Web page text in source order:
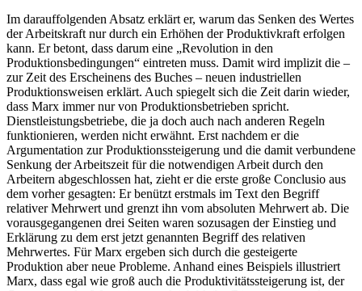
Im darauffolgenden Absatz erklärt er, warum das Senken des Wertes
der Arbeitskraft nur durch ein Erhöhen der Produktivkraft erfolgen
kann. Er betont, dass darum eine „Revolution in den
Produktionsbedingungen“ eintreten muss. Damit wird implizit die –
zur Zeit des Erscheinens des Buches – neuen industriellen
Produktionsweisen erklärt. Auch spiegelt sich die Zeit darin wieder,
dass Marx immer nur von Produktionsbetrieben spricht.
Dienstleistungsbetriebe, die ja doch auch nach anderen Regeln
funktionieren, werden nicht erwähnt. Erst nachdem er die
Argumentation zur Produktionssteigerung und die damit verbundene
Senkung der Arbeitszeit für die notwendigen Arbeit durch den
Arbeitern abgeschlossen hat, zieht er die erste große Conclusio aus
dem vorher gesagten: Er benützt erstmals im Text den Begriff
relativer Mehrwert und grenzt ihn vom absoluten Mehrwert ab. Die
vorausgegangenen drei Seiten waren sozusagen der Einstieg und
Erklärung zu dem erst jetzt genannten Begriff des relativen
Mehrwertes. Für Marx ergeben sich durch die gesteigerte
Produktion aber neue Probleme. Anhand eines Beispiels illustriert
Marx, dass egal wie groß auch die Produktivitätssteigerung ist, der